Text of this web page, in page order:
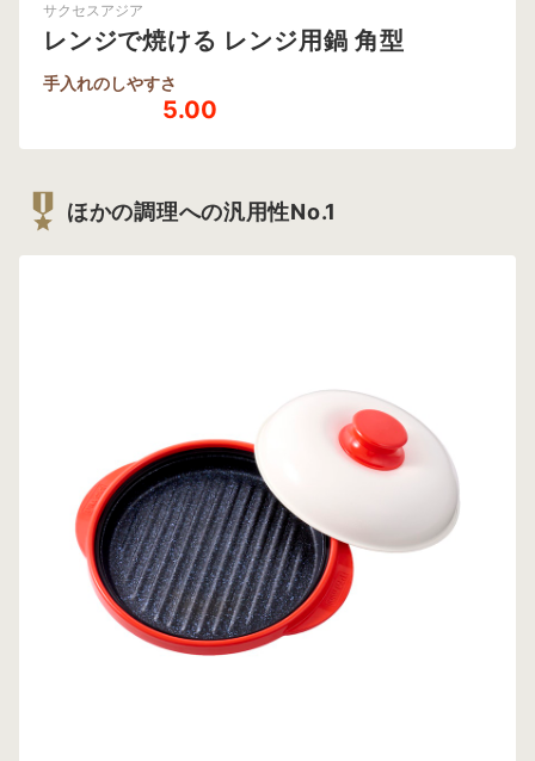
サクセスアジア
レンジで焼ける レンジ用鍋 角型
手入れのしやすさ
5.00
ほかの調理への汎用性No.1